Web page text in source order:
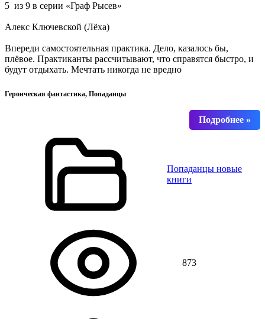
5 из 9 в серии «Граф Рысев»
Алекс Ключевской (Лёха)
Впереди самостоятельная практика. Дело, казалось бы,
плёвое. Практиканты рассчитывают, что справятся быстро, и
будут отдыхать. Мечтать никогда не вредно
Героическая фантастика, Попаданцы
Попаданцы новые
книги
873